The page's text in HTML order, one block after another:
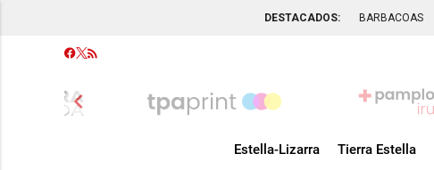
DESTACADOS: BARBACOAS
chevron_left
Estella-Lizarra Tierra Estella